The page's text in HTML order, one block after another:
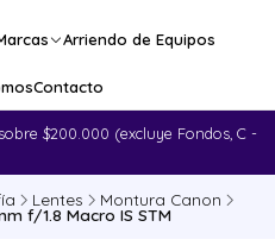
Arriendo de Equipos
Contacto
$200.000 (excluye Fondos, C -
Lentes Montura Canon
f/1.8 Macro IS STM